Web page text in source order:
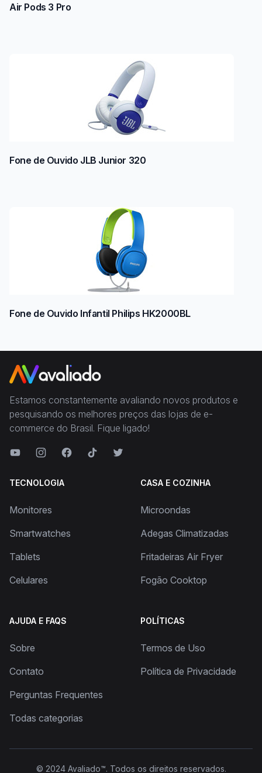
Air Pods 3 Pro
Fone de Ouvido JLB Junior 320
Fone de Ouvido Infantil Philips HK2000BL
Estamos constantemente avaliando novos produtos e
pesquisando os melhores preços das lojas de e-
commerce do Brasil. Fique ligado!
TECNOLOGIA
Monitores
Smartwatches
Tablets
Celulares
CASA E COZINHA
Microondas
Adegas Climatizadas
Fritadeiras Air Fryer
Fogão Cooktop
AJUDA E FAQS
Sobre
Contato
Perguntas Frequentes
Todas categorias
POLÍTICAS
Termos de Uso
Política de Privacidade
© 2024 Avaliado™. Todos os direitos reservados.